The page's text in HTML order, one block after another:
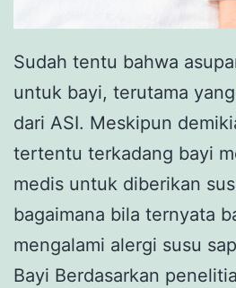
Sudah tentu bahwa
untuk bayi, terutama
dari ASI. Meskipun
tertentu terkadang bayi
medis untuk diberikan
bagaimana bila ternyata
mengalami alergi susu
Bayi Berdasarkan